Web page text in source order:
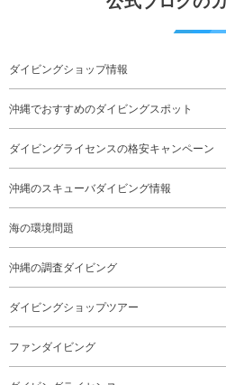
ダイビングショップ情報
沖縄でおすすめのダイビングスポット
ダイビングライセンスの格安キャンペーン
沖縄のスキューバダイビング情報
海の環境問題
沖縄の調査ダイビング
ダイビングショップツアー
ファンダイビング